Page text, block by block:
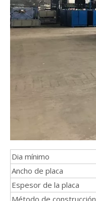
Dia mínimo
Ancho de placa
Espesor de la placa
Método de construcción